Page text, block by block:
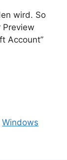
wird. So
Preview
Account”
Windows